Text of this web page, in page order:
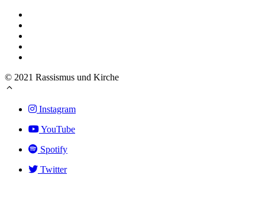
© 2021 Rassismus und Kirche
Instagram
YouTube
Spotify
Twitter